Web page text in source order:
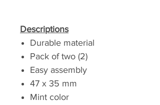
Descriptions
Durable material
Pack of two (2)
Easy assembly
47 x 35 mm
Mint color